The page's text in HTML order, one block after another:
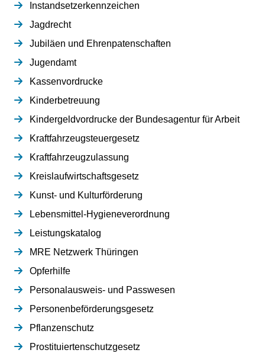
Instandsetzerkennzeichen
Jagdrecht
Jubiläen und Ehrenpatenschaften
Jugendamt
Kassenvordrucke
Kinderbetreuung
Kindergeldvordrucke der Bundesagentur für Arbeit
Kraftfahrzeugsteuergesetz
Kraftfahrzeugzulassung
Kreislaufwirtschaftsgesetz
Kunst- und Kulturförderung
Lebensmittel-Hygieneverordnung
Leistungskatalog
MRE Netzwerk Thüringen
Opferhilfe
Personalausweis- und Passwesen
Personenbeförderungsgesetz
Pflanzenschutz
Prostituiertenschutzgesetz